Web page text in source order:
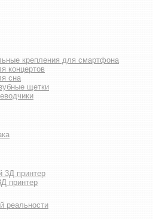
крепления для смартфона
концертов
сна
щетки
3Д принтер
принтер
реальности